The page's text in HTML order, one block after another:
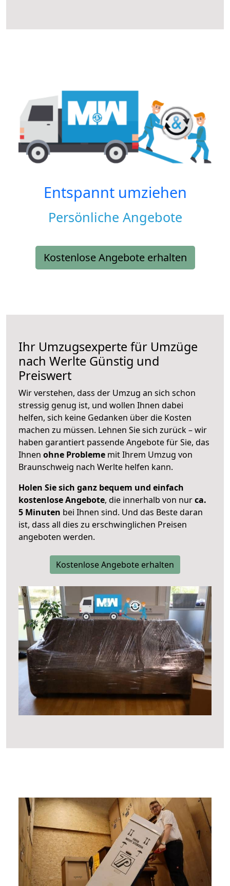
Entspannt umziehen
Persönliche Angebote
Kostenlose Angebote erhalten
Ihr Umzugsexperte für Umzüge
nach Werlte Günstig und
Preiswert
Wir verstehen, dass der Umzug an sich schon
stressig genug ist, und wollen Ihnen dabei
helfen, sich keine Gedanken über die Kosten
machen zu müssen. Lehnen Sie sich zurück – wir
haben garantiert passende Angebote für Sie, das
Ihnen ohne Probleme mit Ihrem Umzug von
Braunschweig nach Werlte helfen kann.
Holen Sie sich ganz bequem und einfach
kostenlose Angebote, die innerhalb von nurca.
5 Minuten bei Ihnen sind. Und das Beste daran
ist, dass all dies zu erschwinglichen Preisen
angeboten werden.
Kostenlose Angebote erhalten